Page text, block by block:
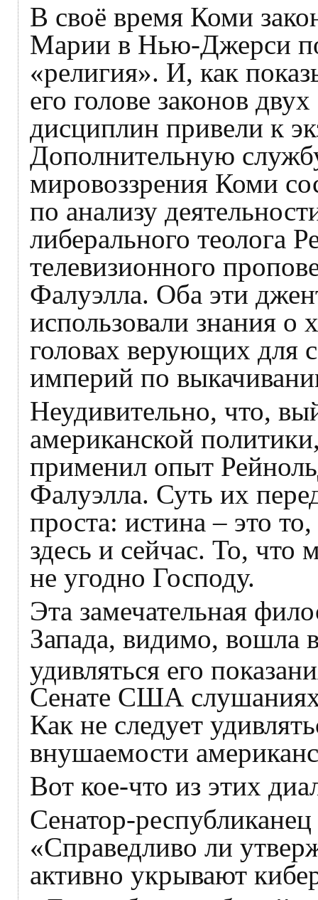
В своё время Коми
Марии в Нью-Джерси
«религия». И, как
его голове законов
дисциплин привели к
Дополнительную
мировоззрения Коми
по анализу
либерального теолога
телевизионного
Фалуэлла. Оба эти
использовали знания о
головах верующих для
империй по
Неудивительно, что,
американской
применил опыт
Фалуэлла. Суть их
проста: истина – это
здесь и сейчас. То, что
не угодно Господу.
Эта замечательная
Запада, видимо, вошла
удивляться его
Сенате США слушаниях
Как не следует
внушаемости
Вот кое-что из этих
Сенатор-
«Справедливо ли
активно укрывают